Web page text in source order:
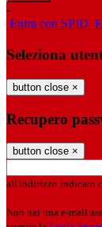
-
Entra con SPID
Seleziona
button close ×
Recupero
button close ×
all'indirizzo indicato
Non hai una e-mail